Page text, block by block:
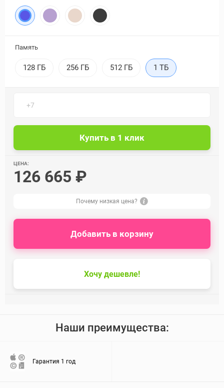
Память
128 ГБ 256 ГБ 512 ГБ 1 ТБ
ЦЕНА:
126 665 ₽
Почему низкая цена?
Хочу дешевле!
Добавить в корзину
Наши преимущества:
Гарантия 1 год